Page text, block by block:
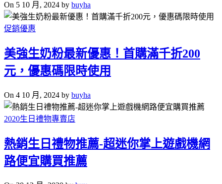
On 5 10 月, 2024 by buyha
促銷優惠
美強生奶粉最新優惠！首購滿千折200
元，優惠碼限時使用
On 4 10 月, 2024 by buyha
2020生日禮物專賣店
熱銷生日禮物推薦-超迷你掌上遊戲機網
路便宜購買推薦